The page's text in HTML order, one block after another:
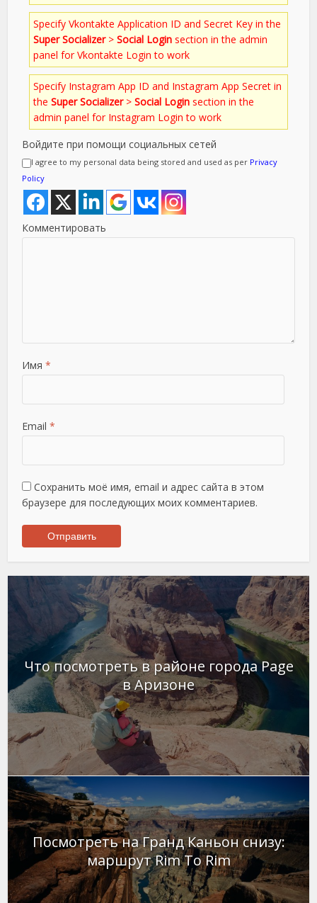
Specify Vkontakte Application ID and Secret Key in the
Super Socializer>Social Login section in the admin
panel for Vkontakte Login to work
Specify Instagram App ID and Instagram App Secret in
theSuper Socializer>Social Login section in the
admin panel for Instagram Login to work
Войдите при помощи социальных сетей
I agree to my personal data being stored and used as per Privacy
Policy
Комментировать
Имя *
Email *
Сохранить моё имя, email и адрес сайта в этом
браузере для последующих моих комментариев.
Что посмотреть в районе города Page
в Аризоне
Посмотреть на Гранд Каньон снизу:
маршрут Rim To Rim